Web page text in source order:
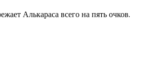
Алькараса всего на пять очков.